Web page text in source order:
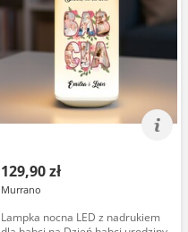
129,90 zł
Murrano
Lampka nocna LED z nadrukiem